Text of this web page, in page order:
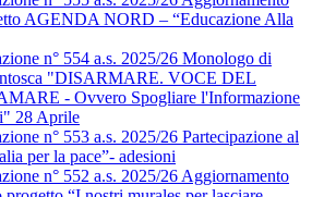
AGENDA NORD – “Educazione Alla
n° 554 a.s. 2025/26 Monologo di
"DISARMARE. VOCE DEL
- Ovvero Spogliare l'Informazione
28 Aprile
n° 553 a.s. 2025/26 Partecipazione al
per la pace”- adesioni
n° 552 a.s. 2025/26 Aggiornamento